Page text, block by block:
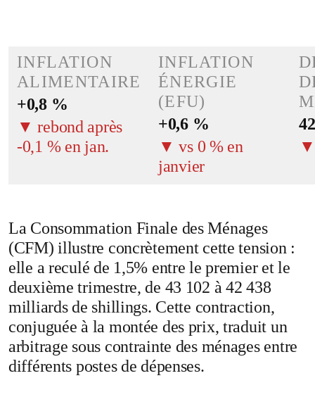
INFLATION
ALIMENTAIRE
+0,8 %
▼ rebond après
-0,1 % en jan.
INFLATION
ÉNERGIE
(EFU)
+0,6 %
▼ vs 0 % en
janvier
▼
La Consommation Finale des Ménages
(CFM) illustre concrètement cette tension :
elle a reculé de 1,5% entre le premier et le
deuxième trimestre, de 43 102 à 42 438
milliards de shillings. Cette contraction,
conjuguée à la montée des prix, traduit un
arbitrage sous contrainte des ménages entre
différents postes de dépenses.